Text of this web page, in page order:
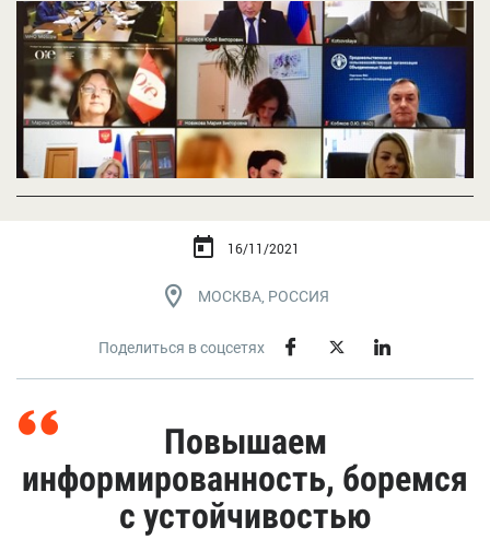
16/11/2021
МОСКВА, РОССИЯ
Поделиться в соцсетях
Повышаем
информированность, боремся
с устойчивостью